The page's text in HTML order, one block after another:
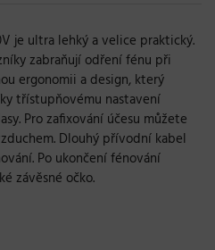
je ultra lehký a velice praktický.
zabraňují odření fénu při
ergonomii a design, který
třístupňovému nastavení
Pro zafixování účesu můžete
Dlouhý přívodní kabel
Po ukončení fénování
závěsné očko.